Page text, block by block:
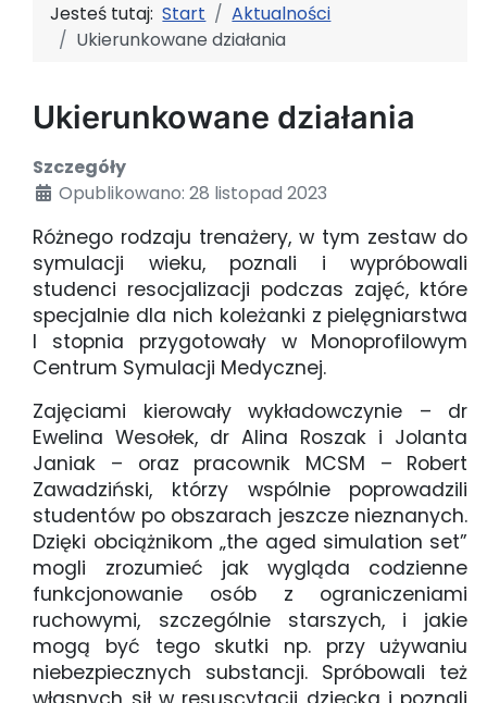
Jesteś tutaj:Start
Aktualności
Ukierunkowane działania
Ukierunkowane działania
Szczegóły
Opublikowano: 28 listopad 2023
Różnego rodzaju trenażery, w tym zestaw do
symulacji wieku, poznali i wypróbowali
studenci resocjalizacji podczas zajęć, które
specjalnie dla nich koleżanki z pielęgniarstwa
I stopnia przygotowały w Monoprofilowym
Centrum Symulacji Medycznej.
Zajęciami kierowały wykładowczynie – dr
Ewelina Wesołek, dr Alina Roszak i Jolanta
Janiak – oraz pracownik MCSM – Robert
Zawadziński, którzy wspólnie poprowadzili
studentów po obszarach jeszcze nieznanych.
Dzięki obciążnikom „the aged simulation set”
mogli zrozumieć jak wygląda codzienne
funkcjonowanie osób z ograniczeniami
ruchowymi, szczególnie starszych, i jakie
mogą być tego skutki np. przy używaniu
niebezpiecznych substancji. Spróbowali też